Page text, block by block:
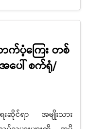
က်ပံ့ကြေး တစ်
ပေါ် စက်ရုံ/
းဆိုင်ရာ အမျိုးသား